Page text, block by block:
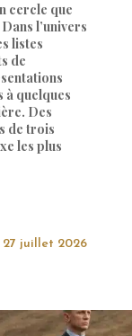
cercle que
l’univers
listes
de
quelques
Des
de trois
les plus
27 juillet 2026